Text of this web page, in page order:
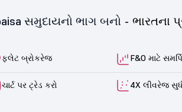
સમુદાયનો ભાગ બનો - ભારતના
ફ્લેટ બ્રોકરેજ F&O માટે
ચાર્ટ પર ટ્રેડ કરો 4X લીવરેજ